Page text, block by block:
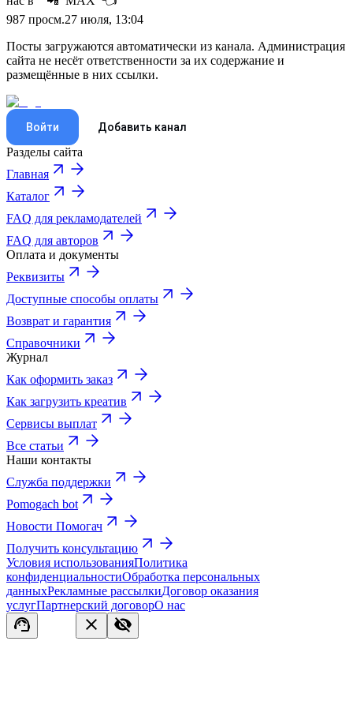
987 просм.27 июля, 13:04
Посты загружаются автоматически из канала. Администрация
сайта не несёт ответственности за их содержание и
размещённые в них ссылки.
Войти Добавить канал
Разделы сайта
Главная
Каталог
FAQ для рекламодателей
FAQ для авторов
Оплата и документы
Реквизиты
Доступные способы оплаты
Возврат и гарантия
Справочники
Журнал
Как оформить заказ
Как загрузить креатив
Сервисы выплат
Все статьи
Наши контакты
Служба поддержки
Pomogach bot
Новости Помогач
Получить консультацию
Условия использованияПолитика
конфиденциальностиОбработка персональных
данныхРекламные рассылкиДоговор оказания
услугПартнерский договорО нас